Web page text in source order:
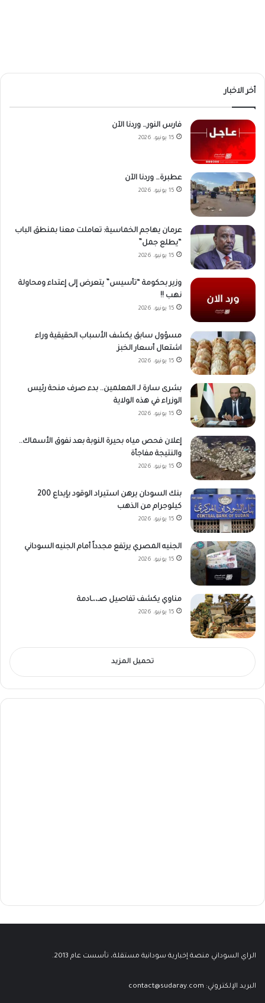
أخر الاخبار
فارس النور… وردنا الآن
15 يونيو، 2026
عطبرة… وردنا الآن
15 يونيو، 2026
عرمان يهاجم الخماسية: تعاملت معنا بمنطق الباب
“يطلع جمل”
15 يونيو، 2026
وزير بحكومة “تأسيس” يتعرض إلى إعتداء ومحاولة
نهب !!
15 يونيو، 2026
مسؤول سابق يكشف الأسباب الحقيقية وراء
اشتعال أسعار الخبز
15 يونيو، 2026
بشرى سارة لـ المعلمين.. بدء صرف منحة رئيس
الوزراء في هذه الولاية
15 يونيو، 2026
إعلان فحص مياه بحيرة النوبة بعد نفوق الأسماك..
والنتيجة مفاجأة
15 يونيو، 2026
بنك السودان يرهن استيراد الوقود بإيداع 200
كيلوجرام من الذهب
15 يونيو، 2026
الجنيه المصري يرتفع مجدداً أمام الجنيه السوداني
15 يونيو، 2026
مناوي يكشف تفاصيل صـ،،ـادمة
15 يونيو، 2026
تحميل المزيد
الراي السوداني منصة إخبارية سودانية مستقلة، تأسست عام 2013.
البريد الإلكتروني: contact@sudaray.com